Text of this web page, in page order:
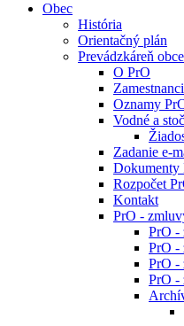
Obec
História
Orientačný plán
Prevádzkáreň obce
O PrO
Zamestnanci
Oznamy
Vodné a
Zadanie e-
Dokumenty
Rozpočet
Kontakt
PrO -
PrO -
PrO -
PrO -
PrO -